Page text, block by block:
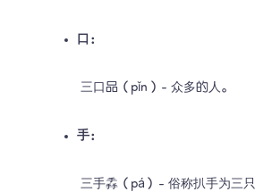
口：
三口品（pǐn）- 众多的人。
手：
三手掱（pá）- 俗称扒手为三只